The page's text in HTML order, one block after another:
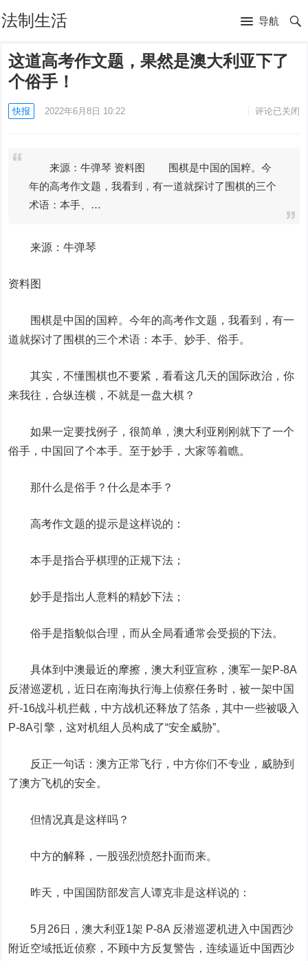
法制生活 导航
这道高考作文题，果然是澳大利亚下了
个俗手！
快报 2022年6月8日 10:22 评论已关闭
来源：牛弹琴 资料图 围棋是中国的国粹。今
年的高考作文题，我看到，有一道就探讨了围棋的三个
术语：本手、…
来源：牛弹琴
资料图
围棋是中国的国粹。今年的高考作文题，我看到，有一
道就探讨了围棋的三个术语：本手、妙手、俗手。
其实，不懂围棋也不要紧，看看这几天的国际政治，你
来我往，合纵连横，不就是一盘大棋？
如果一定要找例子，很简单，澳大利亚刚刚就下了一个
俗手，中国回了个本手。至于妙手，大家等着瞧。
那什么是俗手？什么是本手？
高考作文题的提示是这样说的：
本手是指合乎棋理的正规下法；
妙手是指出人意料的精妙下法；
俗手是指貌似合理，而从全局看通常会受损的下法。
具体到中澳最近的摩擦，澳大利亚宣称，澳军一架P-8A
反潜巡逻机，近日在南海执行海上侦察任务时，被一架中国
歼-16战斗机拦截，中方战机还释放了箔条，其中一些被吸入
P-8A引擎，这对机组人员构成了“安全威胁”。
反正一句话：澳方正常飞行，中方你们不专业，威胁到
了澳方飞机的安全。
但情况真是这样吗？
中方的解释，一股强烈愤怒扑面而来。
昨天，中国国防部发言人谭克非是这样说的：
5月26日，澳大利亚1架 P-8A 反潜巡逻机进入中国西沙
附近空域抵近侦察，不顾中方反复警告，连续逼近中国西沙